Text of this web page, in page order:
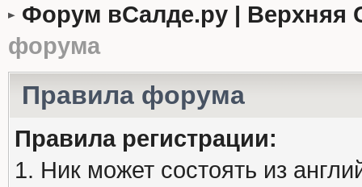
Форум вСалде.ру | Верхняя
форума
Правила форума
Правила регистрации:
1. Ник может состоять из